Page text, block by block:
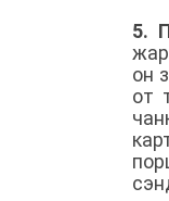
5.
он
от